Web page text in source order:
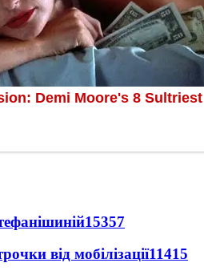
15357
від мобілізації11415